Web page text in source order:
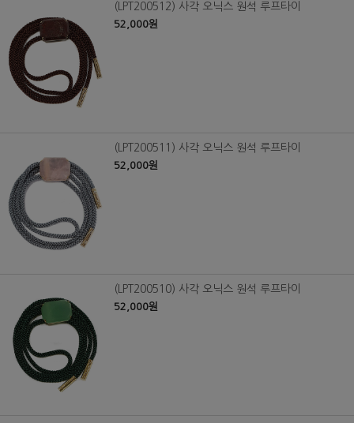
(LPT200512) 사각 오닉스 원석 루프타이
52,000원
(LPT200511) 사각 오닉스 원석 루프타이
52,000원
(LPT200510) 사각 오닉스 원석 루프타이
52,000원